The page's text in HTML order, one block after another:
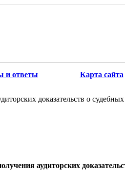
и ответы Карта сайта
доказательств о
аудиторских